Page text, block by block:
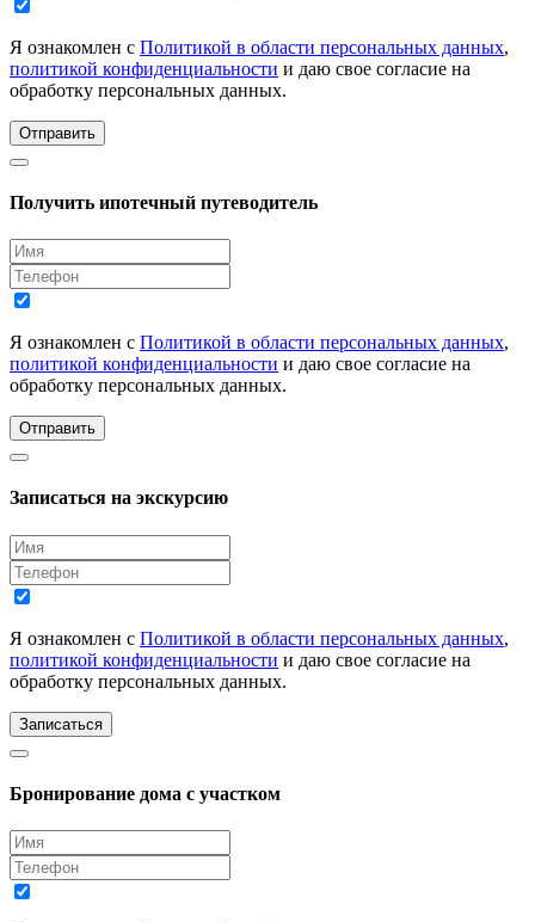
Я ознакомлен с Политикой в области персональных данных,
политикой конфиденциальности и даю свое согласие на
обработку персональных данных.
Отправить
Получить ипотечный путеводитель
Я ознакомлен с Политикой в области персональных данных,
политикой конфиденциальности и даю свое согласие на
обработку персональных данных.
Отправить
Записаться на экскурсию
Я ознакомлен с Политикой в области персональных данных,
политикой конфиденциальности и даю свое согласие на
обработку персональных данных.
Записаться
Бронирование дома с участком